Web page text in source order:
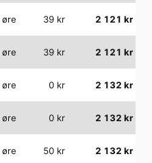
øre 39 kr 2 121 kr
øre 39 kr 2 121 kr
øre 0 kr 2 132 kr
øre 0 kr 2 132 kr
øre 50 kr 2 132 kr